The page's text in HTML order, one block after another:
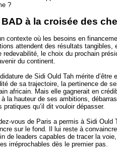
?
BAD à la croisée des
contexte où les besoins en
attendent des résultats tangibles,
redevabilité, le choix du prochain
du continent.
de Sidi Ould Tah mérite d’être
de sa trajectoire, la pertinence de
africain. Mais elle gagnerait en
à la hauteur de ses ambitions,
pratiques qu’il dit vouloir dépasser.
vous de Paris a permis à Sidi Ould
sur le fond. Il lui reste à
de leaders capables de tracer la
irréprochables dès le premier pas.